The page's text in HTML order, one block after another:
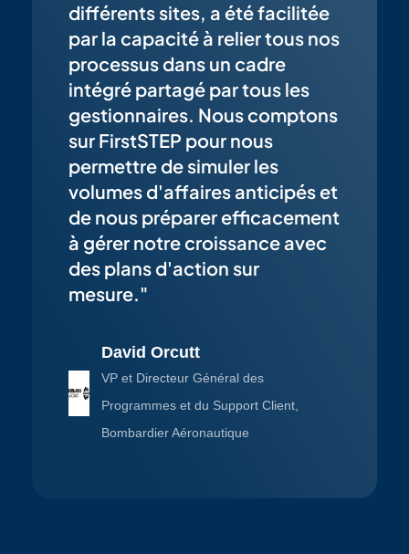
différents sites, a été facilitée
par la capacité à relier tous nos
processus dans un cadre
intégré partagé par tous les
gestionnaires. Nous comptons
sur FirstSTEP pour nous
permettre de simuler les
volumes d'affaires anticipés et
de nous préparer efficacement
à gérer notre croissance avec
des plans d'action sur
mesure."
David Orcutt
VP et Directeur Général des
Programmes et du Support Client,
Bombardier Aéronautique